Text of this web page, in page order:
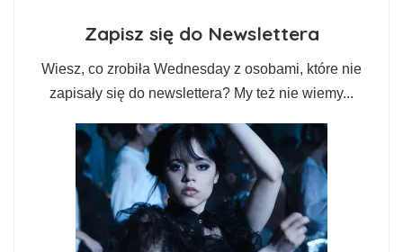
Zapisz się do Newslettera
Wiesz, co zrobiła Wednesday z osobami, które nie
zapisały się do newslettera? My też nie wiemy...